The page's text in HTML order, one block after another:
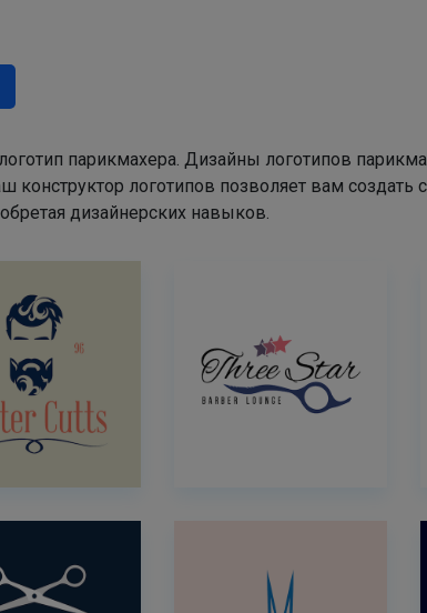
парикмахера. Дизайны логотипов
логотипов позволяет вам создать
дизайнерских навыков.